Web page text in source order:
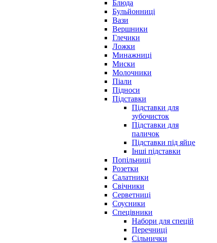
Блюда
Бульйонниці
Вази
Вершники
Глечики
Ложки
Минажниці
Миски
Молочники
Піали
Підноси
Підставки
Підставки для
зубочисток
Підставки для
паличок
Підставки під яйце
Інші підставки
Попільниці
Розетки
Салатники
Свічники
Серветниці
Соусники
Спецівники
Набори для спецій
Перечниці
Сільнички